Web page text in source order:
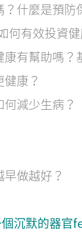
什麼是預防
何有效投資健
有幫助嗎？
康？
減少生病？
做越好？
沉默的器官